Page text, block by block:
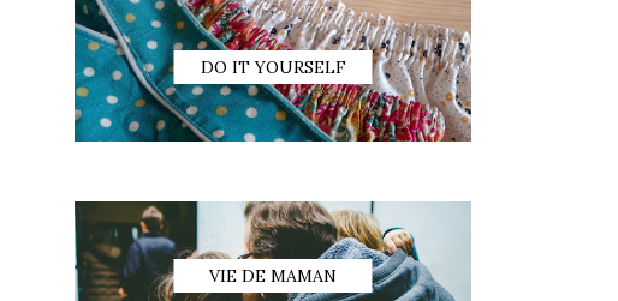
DO IT YOURSELF
VIE DE MAMAN